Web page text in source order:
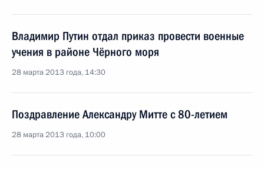
Владимир Путин отдал приказ провести военные
учения в районе Чёрного моря
28 марта 2013 года, 14:30
Поздравление Александру Митте с 80-летием
28 марта 2013 года, 10:00